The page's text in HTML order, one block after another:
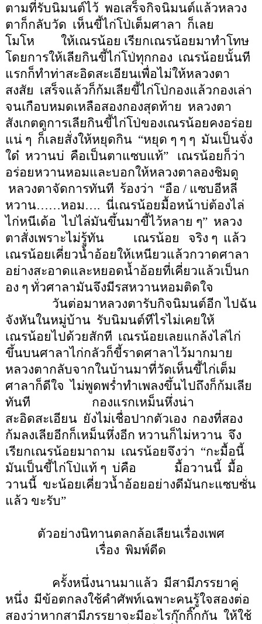
ตามที่รับนิมนต์ไว้ พอเสร็จกิจนิมนต์แล้วหลวง
ตาก็กลับวัด เห็นขี้ไก่โป่เต็มศาลา ก็เลย
โมโห
ให้เณรน้อย เรียกเณรน้อยมาทำโทษ
โดยการให้เลียกินขี้ไก่โป่ทุกกอง เณรน้อยนั้นที
แรกก็ทำท่าสะอิดสะเอียนเพื่อไม่ให้หลวงตา
สงสัย เสร็จแล้วก็ก้มเลียขี้ไก่โป่กองแล้วกองเล่า
จนเกือบหมดเหลือสองกองสุดท้าย หลวงตา
สังเกตดูการเลียกินขี้ไก่โป่ของเณรน้อยคงอร่อย
แน่ ๆ ก็เลยสั่งให้หยุดกิน “หยุด ๆ ๆ ๆ มันเป็นจั่ง
ใด๋ หวานบ่ คือเป็นตาแซบแท้”
เณรน้อยก็ว่า
อร่อยหวานหอมและบอกให้หลวงตาลองชิมดู
หลวงตาจัดการทันที ร้องว่า “อือ / แซบอีหลี
หวาน……หอม…. นี่เณรน้อยมื้อหน้าบ่ต้องไล่
ไก่หนีเด้อ ไปไล่มันขึ้นมาขี้ไว้หลาย ๆ” หลวง
ตาสั่งเพราะไม่รู้ทัน
เณรน้อย จริง ๆ แล้ว
เณรน้อยเคี่ยวน้ำอ้อยให้เหนียวแล้วกวาดศาลา
อย่างสะอาดและหยอดน้ำอ้อยที่เคี่ยวแล้วเป็นก
อง ๆ ทั่วศาลามันจึงมีรสหวานหอมติดใจ
วันต่อมาหลวงตารับกิจนิมนต์อีก ไปฉัน
จังหันในหมู่บ้าน รับนิมนต์ทีไรไม่เคยให้
เณรน้อยไปด้วยสักที เณรน้อยเลยแกล้งไล่ไก่
ขึ้นบนศาลาไก่กลัวก็ขี้ราดศาลาไว้มากมาย
หลวงตากลับจากในบ้านมาที่วัดเห็นขี้ไก่เต็ม
ศาลาก็ดีใจ ไม่พูดพร่ำทำเพลงขึ้นไปถึงก็ก้มเลีย
ทันที
กองแรกเหม็นหึ่งน่า
สะอิดสะเอียน ยังไม่เชื่อปากตัวเอง กองที่สอง
ก้มลงเลียอีกก็เหม็นหึ่งอีก หวานก็ไม่หวาน จึง
เรียกเณรน้อยมาถาม เณรน้อยจึงว่า “กะมื้อนี้
มันเป็นขี้ไก่โป่แท้ ๆ บ่คือ มื้อวานนี้ มื้อ
วานนี้ ขะน้อยเคี่ยวน้ำอ้อยอย่างดีมันกะแซบซั่น
แล้ว ขะรับ”
ตัวอย่างนิทานตลกล้อเลียนเรื่องเพศ
เรื่อง พิมพ์ดีด
ครั้งหนึ่งนานมาแล้ว มีสามีภรรยาคู่
หนึ่ง มีข้อตกลงใช้คำศัพท์เฉพาะคนรู้ใจสองต่อ
สองว่าหากสามีภรรยาจะมีอะไรกุ๊กกิ๊กกัน ให้ใช้